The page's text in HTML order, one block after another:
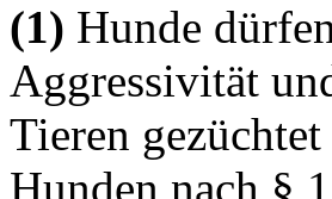
(1) Hunde
Aggressivität
Tieren
Hunden nach §